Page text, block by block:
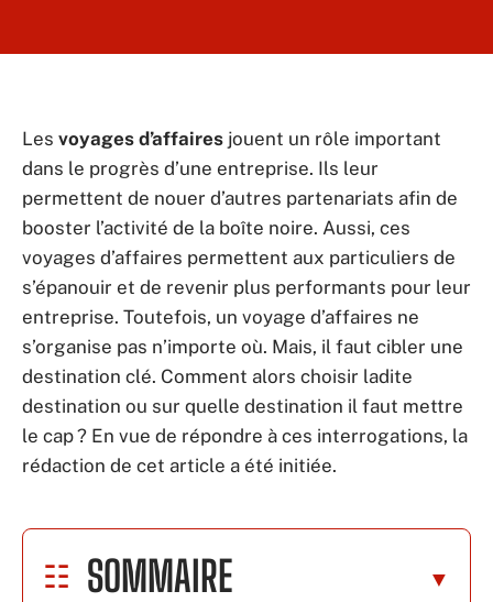
Les voyages d’affaires jouent un rôle important
dans le progrès d’une entreprise. Ils leur
permettent de nouer d’autres partenariats afin de
booster l’activité de la boîte noire. Aussi, ces
voyages d’affaires permettent aux particuliers de
s’épanouir et de revenir plus performants pour leur
entreprise. Toutefois, un voyage d’affaires ne
s’organise pas n’importe où. Mais, il faut cibler une
destination clé. Comment alors choisir ladite
destination ou sur quelle destination il faut mettre
le cap ? En vue de répondre à ces interrogations, la
rédaction de cet article a été initiée.
SOMMAIRE